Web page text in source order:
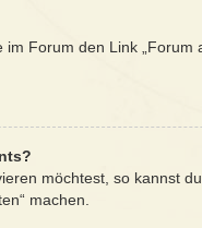
Forum den Link „Forum
möchtest, so kannst
machen.